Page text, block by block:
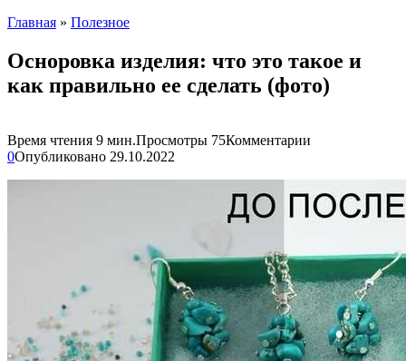
Главная » Полезное
Осноровка изделия: что это такое и
как правильно ее сделать (фото)
Время чтения 9 мин.Просмотры 75Комментарии
0Опубликовано 29.10.2022